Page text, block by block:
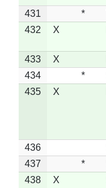
431 *
432
X
433 X
434
*
435
X
436
437
*
438
X